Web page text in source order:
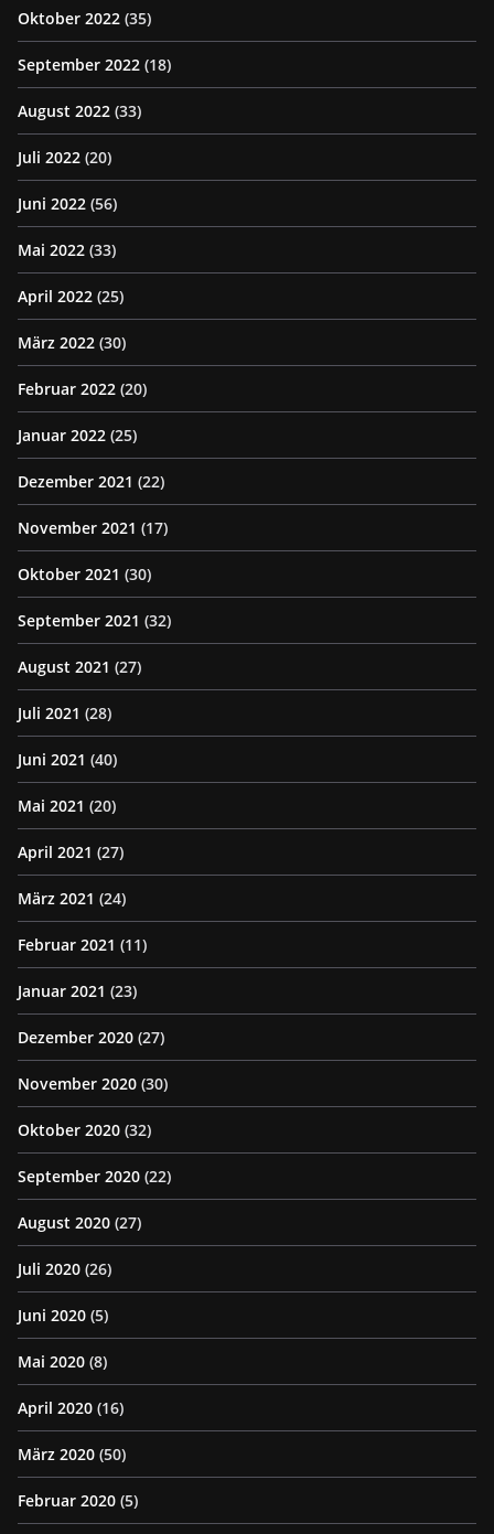
Oktober 2022 (35)
September 2022 (18)
August 2022 (33)
Juli 2022 (20)
Juni 2022 (56)
Mai 2022 (33)
April 2022 (25)
März 2022 (30)
Februar 2022 (20)
Januar 2022 (25)
Dezember 2021 (22)
November 2021 (17)
Oktober 2021 (30)
September 2021 (32)
August 2021 (27)
Juli 2021 (28)
Juni 2021 (40)
Mai 2021 (20)
April 2021 (27)
März 2021 (24)
Februar 2021 (11)
Januar 2021 (23)
Dezember 2020 (27)
November 2020 (30)
Oktober 2020 (32)
September 2020 (22)
August 2020 (27)
Juli 2020 (26)
Juni 2020 (5)
Mai 2020 (8)
April 2020 (16)
März 2020 (50)
Februar 2020 (5)